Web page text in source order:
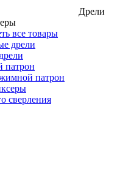
Дрели
все товары
дрели
патрон
патрон
сверления